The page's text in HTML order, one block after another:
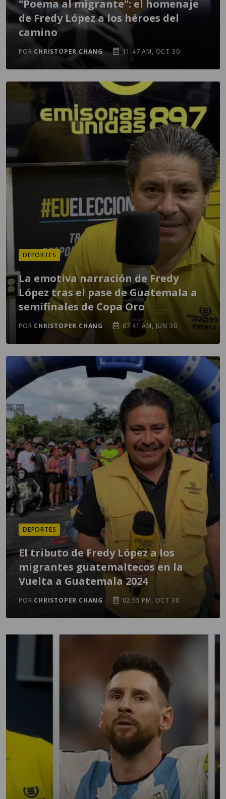
"Poema al migrante": el homenaje
de Fredy López a los héroes del
camino
POR CHRISTOPER CHANG 11:47 AM, OCT 30
DEPORTES
La emotiva narración de Fredy
López tras el pase de Guatemala a
semifinales de Copa Oro
POR CHRISTOPER CHANG 07:41 AM, JUN 30
DEPORTES
El tributo de Fredy López a los
migrantes guatemaltecos en la
Vuelta a Guatemala 2024
POR CHRISTOPER CHANG 02:55 PM, OCT 30